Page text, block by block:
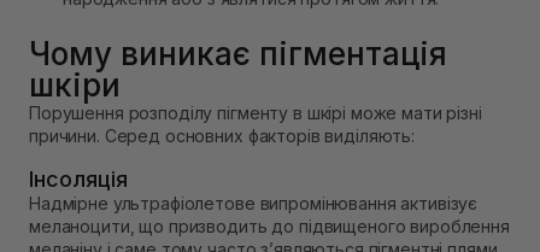
Чому виникає пігментація
шкіри
Порушення розподілу пігменту в шкірі може мати різні
причини. Серед основних факторів виділяють:
Інсоляція
Надмірне ультрафіолетове випромінювання активізує
меланоцити, що призводить до підвищеного вироблення